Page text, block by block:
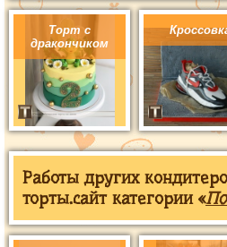
Торт с
дракончиком
Работы других
торты.сайт категории «